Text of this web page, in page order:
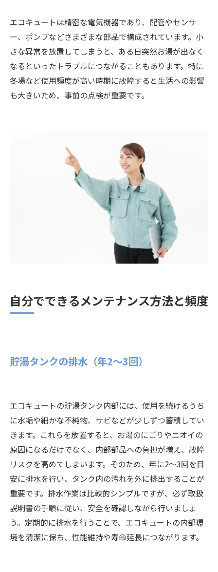
エコキュートは精密な電気機器であり、配管やセンサ
ー、ポンプなどさまざまな部品で構成されています。小
さな異常を放置してしまうと、ある日突然お湯が出なく
なるといったトラブルにつながることもあります。特に
冬場など使用頻度が高い時期に故障すると生活への影響
も大きいため、事前の点検が重要です。
自分でできるメンテナンス方法と頻度
貯湯タンクの排水（年2〜3回）
エコキュートの貯湯タンク内部には、使用を続けるうち
に水垢や細かな不純物、サビなどが少しずつ蓄積してい
きます。これらを放置すると、お湯のにごりやニオイの
原因になるだけでなく、内部部品への負担が増え、故障
リスクを高めてしまいます。そのため、年に2〜3回を目
安に排水を行い、タンク内の汚れを外に排出することが
重要です。排水作業は比較的シンプルですが、必ず取扱
説明書の手順に従い、安全を確認しながら行いましょ
う。定期的に排水を行うことで、エコキュートの内部環
境を清潔に保ち、性能維持や寿命延長につながります。